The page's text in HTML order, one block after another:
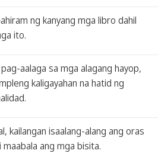
ng kanyang mga libro dahil
ito.
aalaga sa mga alagang hayop,
kaligayahan na hatid ng
kailangan isaalang-alang ang oras
ang mga bisita.